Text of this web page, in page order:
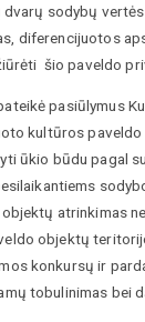
sodybų
diferencijuotos
šio paveldo
pasiūlymus
kultūros
ūkio būdu pagal
atrinkimas
objektų
konkursų ir
tobulinimas bei